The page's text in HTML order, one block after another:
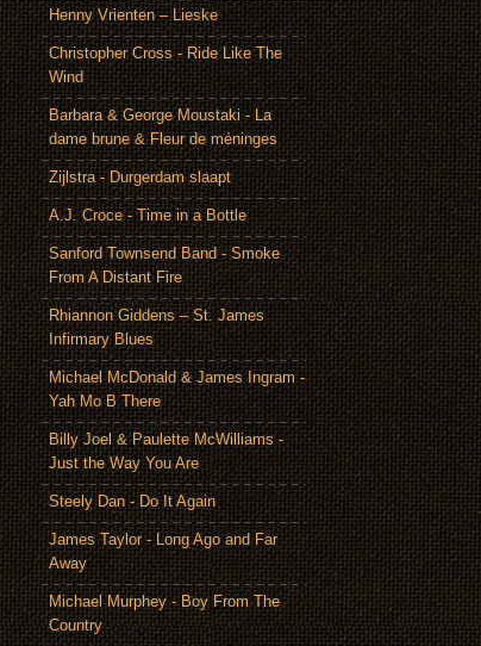
Henny Vrienten – Lieske
Christopher Cross - Ride Like The
Wind
Barbara & George Moustaki - La
dame brune & Fleur de méninges
Zijlstra - Durgerdam slaapt
A.J. Croce - Time in a Bottle
Sanford Townsend Band - Smoke
From A Distant Fire
Rhiannon Giddens – St. James
Infirmary Blues
Michael McDonald & James Ingram -
Yah Mo B There
Billy Joel & Paulette McWilliams -
Just the Way You Are
Steely Dan - Do It Again
James Taylor - Long Ago and Far
Away
Michael Murphey - Boy From The
Country